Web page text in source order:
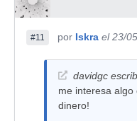
#11 por Iskra el 23/
davidgc
me interesa
dinero!